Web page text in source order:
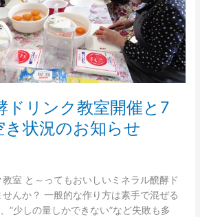
ドリンク教室開催と7
き状況のお知らせ
室 と～ってもおいしいミネラル醗酵ド
んか？ 一般的な作り方は素手で混ぜる
”少しの量しかできない”など失敗も多